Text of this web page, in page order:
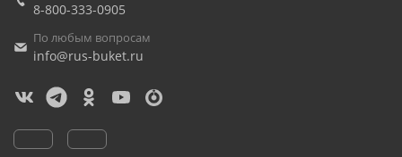
8-800-333-0905
По любым вопросам
info@rus-buket.ru